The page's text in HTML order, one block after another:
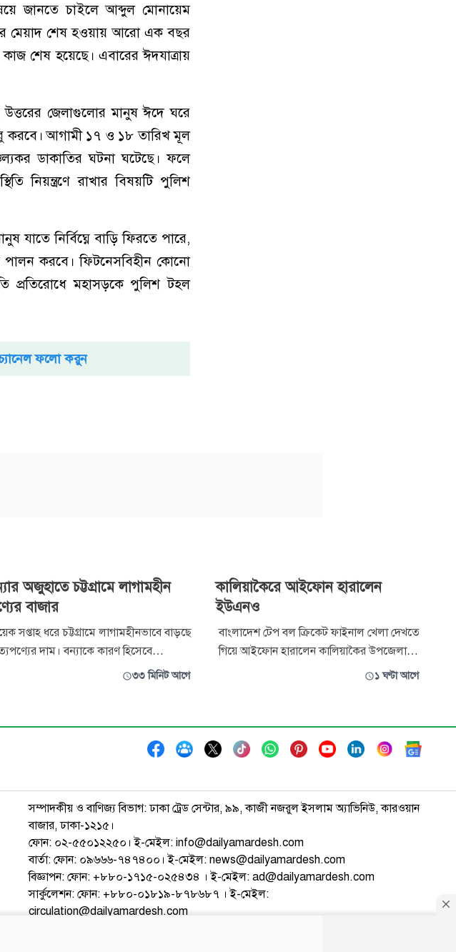
জানতে চাইলে আব্দুল মোনায়েম
মেয়াদ শেষ হওয়ায় আরো এক বছর
শেষ হয়েছে। এবারের ঈদযাত্রায়
জেলাগুলোর মানুষ ঈদে ঘরে
করবে। আগামী ১৭ ও ১৮ তারিখ মূল
ডাকাতির ঘটনা ঘটেছে। ফলে
নিয়ন্ত্রণে রাখার বিষয়টি পুলিশ
নির্বিঘ্নে বাড়ি ফিরতে পারে,
পালন করবে। ফিটনেসবিহীন কোনো
প্রতিরোধে মহাসড়কে পুলিশ টহল
ফলো করুন
অজুহাতে চট্টগ্রামে লাগামহীন
বাজার
সপ্তাহ ধরে চট্টগ্রামে লাগামহীনভাবে বাড়ছে
দাম। বন্যাকে কারণ হিসেবে
সবজি থেকে শুরু করে মাছ, মাংস, ডিম
কোনো সবজি মিলছে না। এ পরিস্থিতিতে
নিয়মিত তদারকি জোরদারের দাবি
৩৩ মিনিট আগে
কালিয়াকৈরে আইফোন হারালেন
ইউএনও
বাংলাদেশ টেপ বল ক্রিকেট ফাইনাল খেলা দেখতে
গিয়ে আইফোন হারালেন কালিয়াকৈর উপজেলা
নির্বাহী কর্মকর্তা এ এইচ এম ফখরুল হোসাইন।
জানা গেছে, বিসিএল ফাইনাল খেলায় প্রধান অতিথি
হিসেবে যুব ও ক্রীড়া প্রতিমন্ত্র
১ ঘণ্টা আগে
সম্পাদকীয় ও বাণিজ্য বিভাগ: ঢাকা ট্রেড সেন্টার, ৯৯, কাজী নজরুল ইসলাম অ্যাভিনিউ, কারওয়ান
বাজার, ঢাকা-১২১৫।
ফোন: ০২-৫৫০১২২৫০। ই-মেইল: info@dailyamardesh.com
বার্তা: ফোন: ০৯৬৬৬-৭৪৭৪০০। ই-মেইল: news@dailyamardesh.com
বিজ্ঞাপন: ফোন: +৮৮০-১৭১৫-০২৫৪৩৪ । ই-মেইল: ad@dailyamardesh.com
সার্কুলেশন: ফোন: +৮৮০-০১৮১৯-৮৭৮৬৮৭ । ই-মেইল:
circulation@dailyamardesh.com